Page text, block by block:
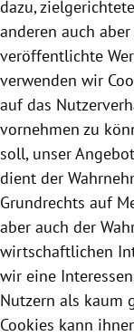
dazu,
anderen auch
veröffentlichte
verwenden wir
auf das
vornehmen zu
soll, unser
dient der
Grundrechts auf
aber auch der
wirtschaftlichen
wir eine
Nutzern als kaum
Cookies kann